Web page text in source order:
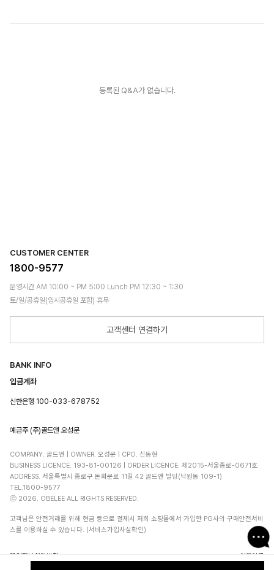
등록된 Q&A가 없습니다.
CUSTOMER CENTER
1800-9577
운영시간 AM 10:00 ~ PM 5:00 Lunch PM 12:30 ~ 1:30
토/일/공휴일(임시공휴일 포함) 휴무
고객센터 연결하기
BANK INFO
입금계좌
신한은행 100-033-678752
예금주 (주)골드앤 오성문
COMPANY. 골드앤 | OWNER. 오성문 | CPO. 신동현
BUSINESS LICENCE. 193-81-00126 | ORDER LICENCE. 제2015-서울종로-0671호
ADDRESS. 서울특별시 종로구 돈화문로 11길 42 골드앤 빌딩(낙원동 109-1)
TEL.1800-9577
ⓒ 2026. OBELEE ALL RIGHTS RESERVED.
고객님은 안전거래를 위해 현금 등으로 결제시 저희 쇼핑몰에서 가입한 PG사의 구매안전서비
스를 이용하실 수 있습니다. (서비스가입사실확인)
개인정보처리방침 이용약관